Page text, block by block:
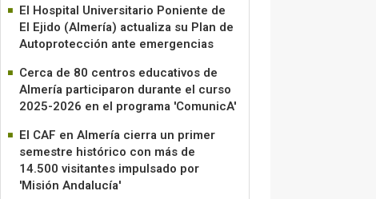
El Hospital Universitario Poniente de
El Ejido (Almería) actualiza su Plan de
Autoprotección ante emergencias
Cerca de 80 centros educativos de
Almería participaron durante el curso
2025-2026 en el programa 'ComunicA'
El CAF en Almería cierra un primer
semestre histórico con más de
14.500 visitantes impulsado por
'Misión Andalucía'